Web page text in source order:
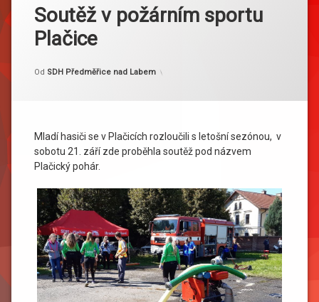
Soutěž v požárním sportu
Plačice
Publikováno21. 9. 2019
Aktualizováno 25. 9. 2019
Od SDH Předměřice nad Labem
Mladí hasiči se v Plačicích rozloučili s letošní sezónou, v
sobotu 21. září zde proběhla soutěž pod názvem
Plačický pohár.